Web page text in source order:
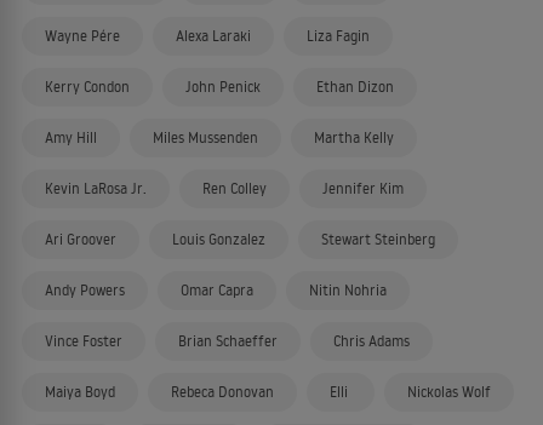
Wayne Pére Alexa Laraki Liza Fagin
Kerry Condon John Penick Ethan Dizon
Amy Hill Miles Mussenden Martha Kelly
Kevin LaRosa Jr. Ren Colley Jennifer Kim
Ari Groover Louis Gonzalez Stewart Steinberg
Andy Powers Omar Capra Nitin Nohria
Vince Foster Brian Schaeffer Chris Adams
Maiya Boyd Rebeca Donovan Elli Nickolas Wolf